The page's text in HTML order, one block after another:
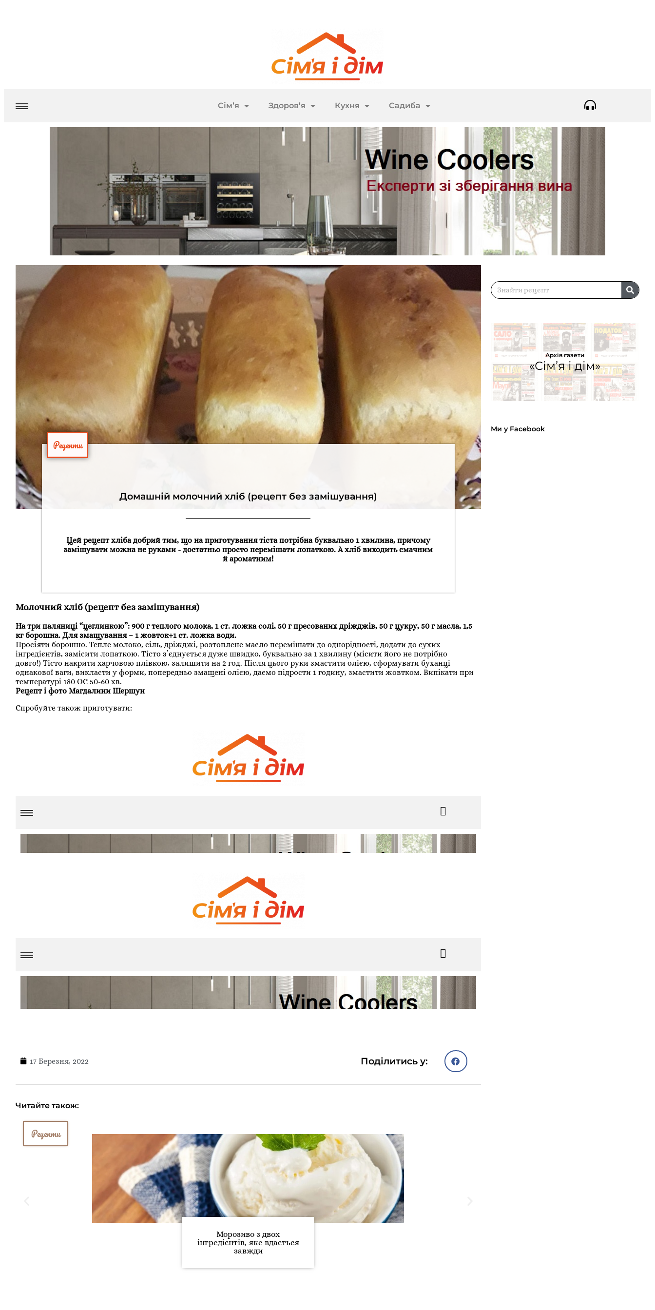
Сім’я Здоров’я Кухня Садиба
Рецепти
Домашній молочний хліб (рецепт без замішування)
Цей рецепт хліба добрий тим, що на приготування тіста потрібна буквально 1 хвилина, причому
замішувати можна не руками - достатньо просто перемішати лопаткою. А хліб виходить смачним
й ароматним!
Молочний хліб (рецепт без замішування)
На три паляниці “цеглинкою”: 900 г теплого молока, 1 ст. ложка солі, 50 г пресованих дріжджів, 50 г цукру, 50 г масла, 1,5
кг борошна. Для змащування – 1 жовток+1 ст. ложка води.
Просіяти борошно. Тепле молоко, сіль, дріжджі, розтоплене масло перемішати до однорідності, додати до сухих
інгредієнтів, замісити лопаткою. Тісто з’єднується дуже швидко, буквально за 1 хвилину (місити його не потрібно
довго!) Тісто накрити харчовою плівкою, залишити на 2 год. Після цього руки змастити олією, сформувати буханці
однакової ваги, викласти у форми, попередньо змащені олією, даємо підрости 1 годину, змастити жовтком. Випікати при
температурі 180 ОС 50-60 хв.
Рецепт і фото Магдалини Шершун
Спробуйте також приготувати:
17 Березня, 2022 Поділитись у:
Читайте також:
Рецепти
Морозиво з двох
інгредієнтів, яке вдається
завжди
Архів газети
«Сім’я і дім»
Ми у Facebook